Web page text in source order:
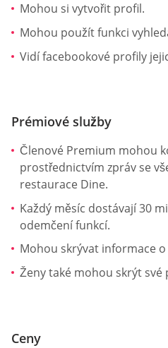
Mohou si vytvořit profil.
Mohou použít funkci
Vidí facebookové profily
Prémiové služby
Členové Premium mohou
prostřednictvím zpráv se
restaurace Dine.
Každý měsíc dostávají 30
odemčení funkcí.
Mohou skrývat informace o
Ženy také mohou skrýt své
Ceny